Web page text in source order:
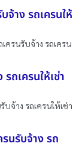
จ้าง รถเครนให้
ครนรับจ้าง รถเครน
ถเครนให้เช่า
จ้าง รถเครนให้เช่า
นรับจ้าง รถ